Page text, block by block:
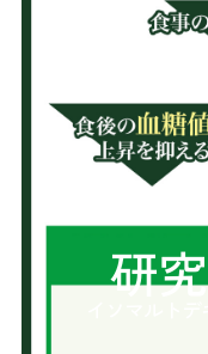
研究